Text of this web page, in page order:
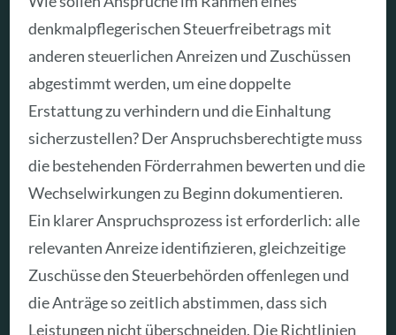
denkmalpflegerischen Steuerfreibetrags mit
anderen steuerlichen Anreizen und Zuschüssen
abgestimmt werden, um eine doppelte
Erstattung zu verhindern und die Einhaltung
sicherzustellen? Der Anspruchsberechtigte muss
die bestehenden Förderrahmen bewerten und die
Wechselwirkungen zu Beginn dokumentieren.
Ein klarer Anspruchsprozess ist erforderlich: alle
relevanten Anreize identifizieren, gleichzeitige
Zuschüsse den Steuerbehörden offenlegen und
die Anträge so zeitlich abstimmen, dass sich
Leistungen nicht überschneiden. Die Richtlinien